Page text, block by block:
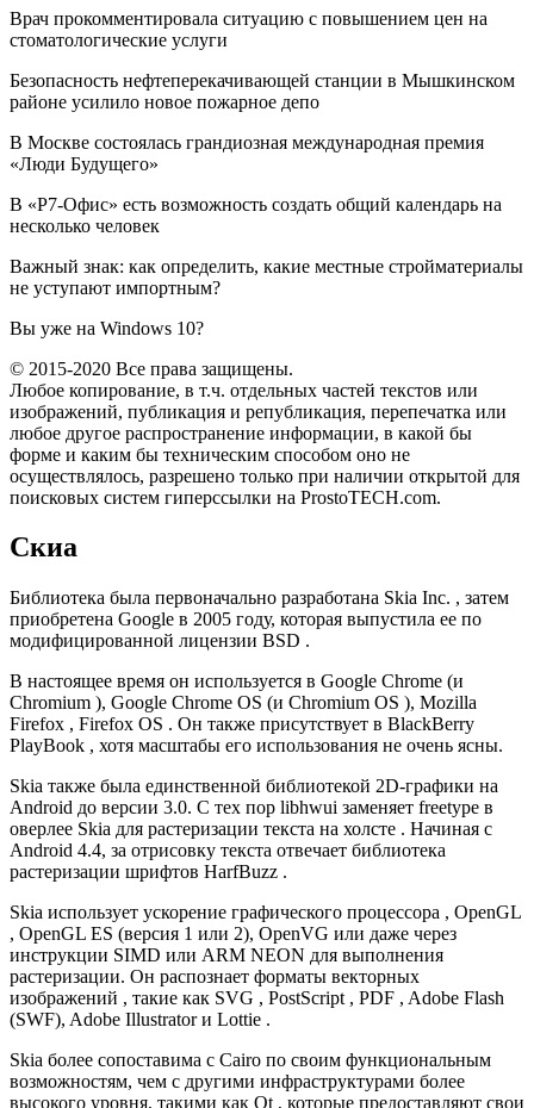
Врач прокомментировала ситуацию с повышением цен на
стоматологические услуги
Безопасность нефтеперекачивающей станции в Мышкинском
районе усилило новое пожарное депо
В Москве состоялась грандиозная международная премия
«Люди Будущего»
В «Р7-Офис» есть возможность создать общий календарь на
несколько человек
Важный знак: как определить, какие местные стройматериалы
не уступают импортным?
Вы уже на Windows 10?
© 2015-2020 Все права защищены.
Любое копирование, в т.ч. отдельных частей текстов или
изображений, публикация и републикация, перепечатка или
любое другое распространение информации, в какой бы
форме и каким бы техническим способом оно не
осуществлялось, разрешено только при наличии открытой для
поисковых систем гиперссылки на ProstoTECH.com.
Скиа
Библиотека была первоначально разработана Skia Inc. , затем
приобретена Google в 2005 году, которая выпустила ее по
модифицированной лицензии BSD .
В настоящее время он используется в Google Chrome (и
Chromium ), Google Chrome OS (и Chromium OS ), Mozilla
Firefox , Firefox OS . Он также присутствует в BlackBerry
PlayBook , хотя масштабы его использования не очень ясны.
Skia также была единственной библиотекой 2D-графики на
Android до версии 3.0. С тех пор libhwui заменяет freetype в
оверлее Skia для растеризации текста на холсте . Начиная с
Android 4.4, за отрисовку текста отвечает библиотека
растеризации шрифтов HarfBuzz .
Skia использует ускорение графического процессора , OpenGL
, OpenGL ES (версия 1 или 2), OpenVG или даже через
инструкции SIMD или ARM NEON для выполнения
растеризации. Он распознает форматы векторных
изображений , такие как SVG , PostScript , PDF , Adobe Flash
(SWF), Adobe Illustrator и Lottie .
Skia более сопоставима с Cairo по своим функциональным
возможностям, чем с другими инфраструктурами более
высокого уровня, такими как Qt , которые предоставляют свои